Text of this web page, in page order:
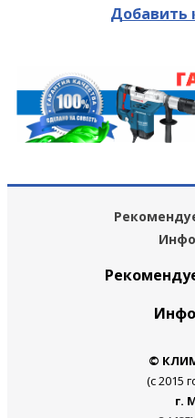
Добавить
©
(с 2015
г.